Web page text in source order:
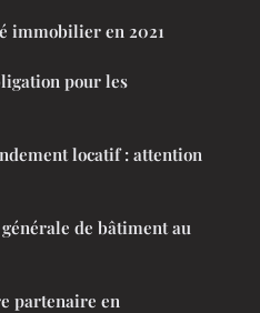
immobilier en 2021
pour les
locatif : attention
de bâtiment au
partenaire en